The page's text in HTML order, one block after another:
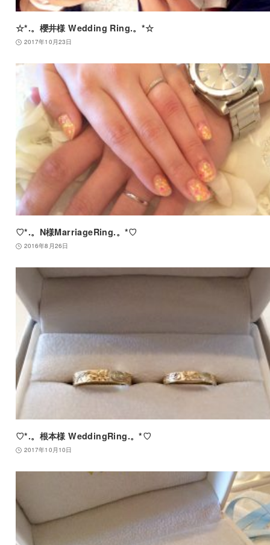
☆*.。櫻井様 Wedding Ring.。*☆
2017年10月23日
♡*.。N様MarriageRing.。*♡
2016年8月26日
♡*.。根本様 WeddingRing.。*♡
2017年10月10日